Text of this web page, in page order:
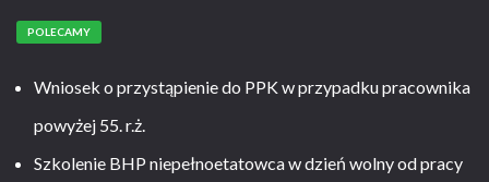
POLECAMY
Wniosek o przystąpienie do PPK w przypadku pracownika
powyżej 55. r.ż.
Szkolenie BHP niepełnoetatowca w dzień wolny od pracy